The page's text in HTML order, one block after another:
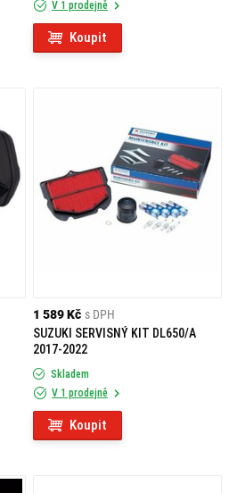
V 1 prodejně
Koupit
1 589 Kč s DPH
SUZUKI SERVISNÝ KIT DL650/A
2017-2022
Skladem
V 1 prodejně
Koupit